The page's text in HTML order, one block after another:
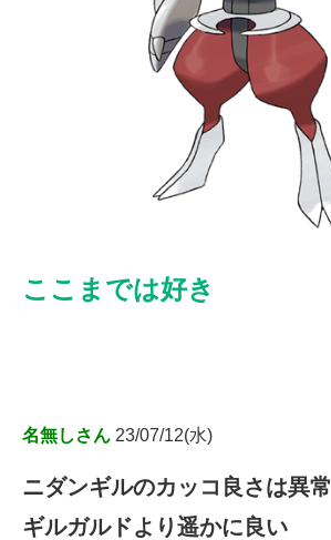
ここまでは好き
名無しさん 23/07/12(水)
ニダンギルのカッコ良さは異常
ギルガルドより遥かに良い